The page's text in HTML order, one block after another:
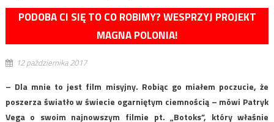
PODOBA CI SIĘ TO CO ROBIMY? WESPRZYJ PROJEKT
MAGNA POLONIA!
12 października 2017
– Dla mnie to jest film misyjny. Robiąc go miałem poczucie, że
poszerza światło w świecie ogarniętym ciemnością – mówi Patryk
Vega o swoim najnowszym filmie pt. „Botoks”, który właśnie